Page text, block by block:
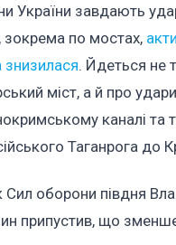
України завдають
зокрема по мостах,
знизилася. Йдеться не
міст, а й про
каналі та
Таганрога до
Сил оборони півдня
припустив, що